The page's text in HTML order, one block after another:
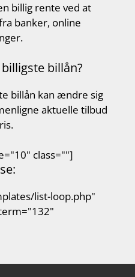
billig rente ved at
banker, online
billån?
billån kan ændre sig
aktuelle tilbud
class=""]
list-loop.php"